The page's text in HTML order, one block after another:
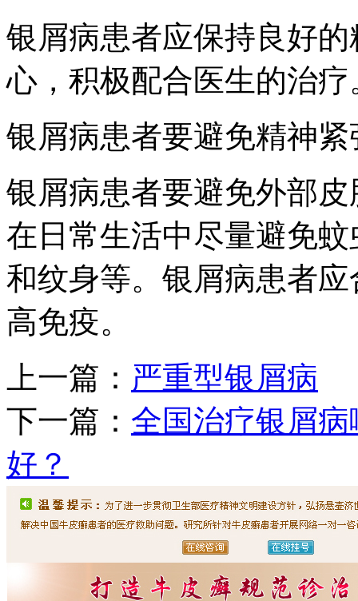
银屑病患者应保持良好
心，积极配合医生的治疗
银屑病患者要避免精神
银屑病患者要避免外部
在日常生活中尽量避免
和纹身等。银屑病患者
高免疫。
上一篇： 严重型银屑病
下一篇： 全国治疗银屑
好？